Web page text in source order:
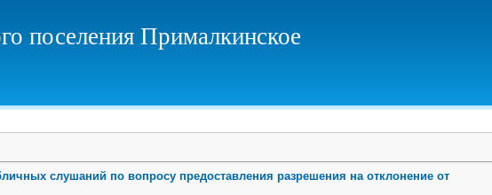
поселения Прималкинское
слушаний по вопросу предоставления разрешения на отклонение от